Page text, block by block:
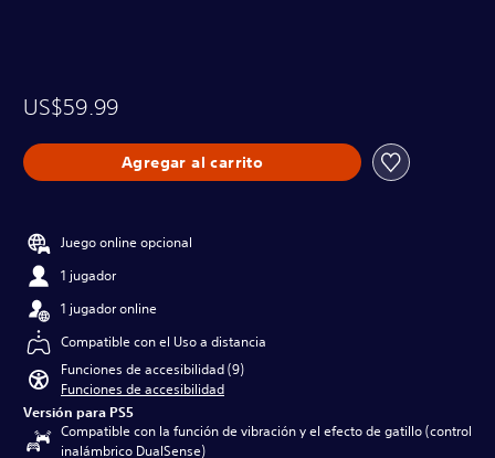
US$59.99
Agregar al carrito
Juego online opcional
1 jugador
1 jugador online
Compatible con el Uso a distancia
Funciones de accesibilidad (9)
Funciones de accesibilidad
Versión para PS5
Compatible con la función de vibración y el efecto de gatillo (control
inalámbrico DualSense)